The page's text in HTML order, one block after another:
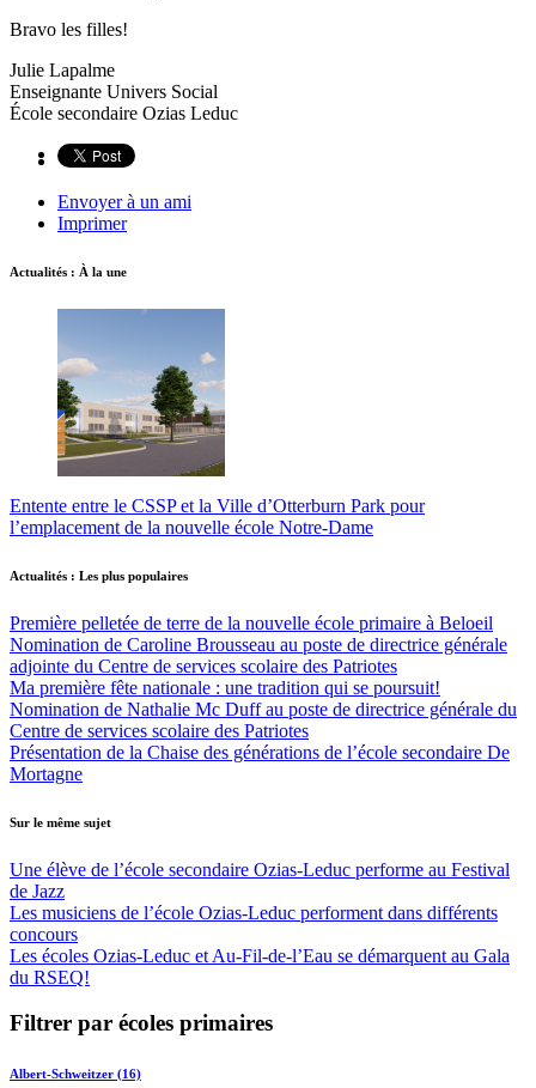
Bravo les filles!
Julie Lapalme
Enseignante Univers Social
École secondaire Ozias Leduc
Envoyer à un ami
Imprimer
Actualités : À la une
Entente entre le CSSP et la Ville d’Otterburn Park pour
l’emplacement de la nouvelle école Notre-Dame
Actualités : Les plus populaires
Première pelletée de terre de la nouvelle école primaire à Beloeil
Nomination de Caroline Brousseau au poste de directrice générale
adjointe du Centre de services scolaire des Patriotes
Ma première fête nationale : une tradition qui se poursuit!
Nomination de Nathalie Mc Duff au poste de directrice générale du
Centre de services scolaire des Patriotes
Présentation de la Chaise des générations de l’école secondaire De
Mortagne
Sur le même sujet
Une élève de l’école secondaire Ozias-Leduc performe au Festival
de Jazz
Les musiciens de l’école Ozias-Leduc performent dans différents
concours
Les écoles Ozias-Leduc et Au-Fil-de-l’Eau se démarquent au Gala
du RSEQ!
Filtrer par écoles primaires
Albert-Schweitzer (16)